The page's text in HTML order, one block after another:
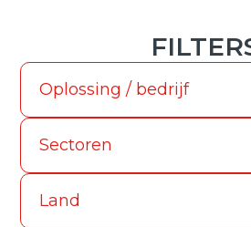
Oplossing / bedrijf
Sectoren
Land